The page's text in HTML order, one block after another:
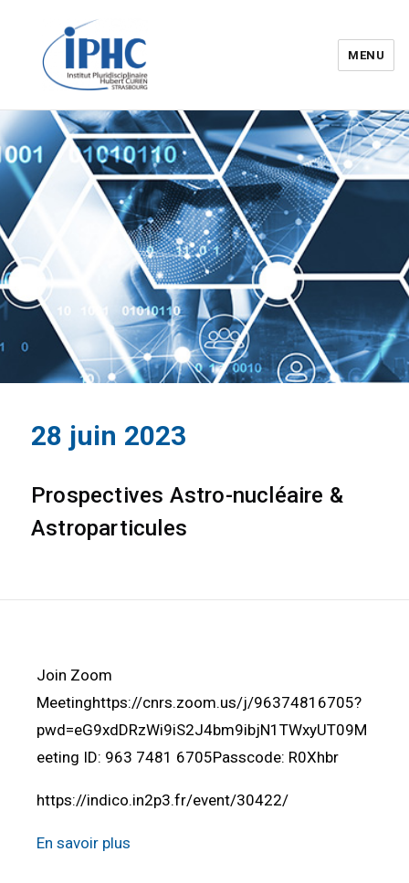
Institut pluridisciplinaire Hubert
Curien – IPHC
MENU
28 juin 2023
Prospectives Astro-nucléaire &
Astroparticules
Join Zoom
Meetinghttps://cnrs.zoom.us/j/96374816705?
pwd=eG9xdDRzWi9iS2J4bm9ibjN1TWxyUT09M
eeting ID: 963 7481 6705Passcode: R0Xhbr
https://indico.in2p3.fr/event/30422/
En savoir plus